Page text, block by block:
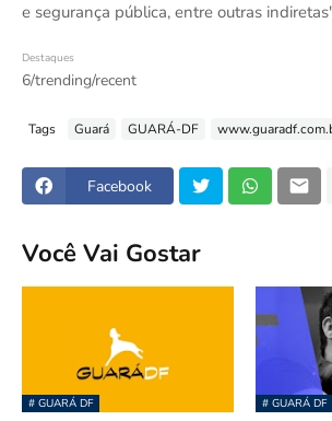
e segurança pública, entre outras
Destaques
6/trending/recent
Tags Guará GUARÁ-DF
Facebook
Você Vai Gostar
# GUARÁ DF # GUARÁ DF